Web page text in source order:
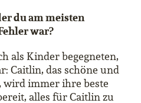
du am meisten
war?
als Kinder begegneten,
Caitlin, das schöne und
wird immer ihre beste
alles für Caitlin zu